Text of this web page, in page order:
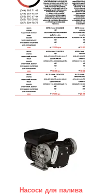
Насоси для палива